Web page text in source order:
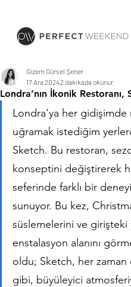
Londra’nın İkonik Restoranı,
Gizem Gürsel Şener
17 Ara 20242 dakikada okunur
Londra'ya her gidişimde
uğramak istediğim
Sketch. Bu restoran,
konseptini değiştirerek
seferinde farklı bir
sunuyor. Bu kez,
süslemelerini ve girişteki
enstalasyon alanını
oldu; Sketch, her
gibi, büyüleyici